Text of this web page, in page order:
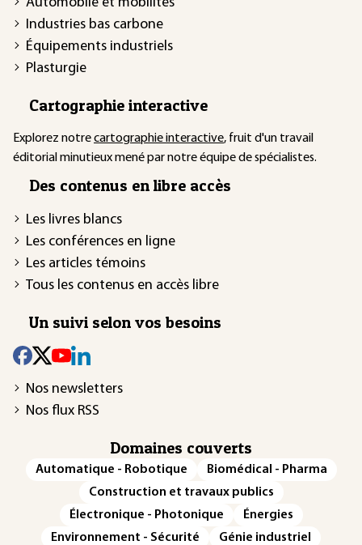
Industries bas carbone
Équipements industriels
Plasturgie
Cartographie interactive
Explorez notrecartographie interactive, fruit d'un travail
éditorial minutieux mené par notre équipe de spécialistes.
Des contenus en libre accès
Les livres blancs
Les conférences en ligne
Les articles témoins
Tous les contenus en accès libre
Un suivi selon vos besoins
Nos newsletters
Nos flux RSS
Domaines couverts
Automatique - Robotique
Biomédical - Pharma
Construction et travaux publics
Électronique - Photonique
Énergies
Environnement - Sécurité
Génie industriel